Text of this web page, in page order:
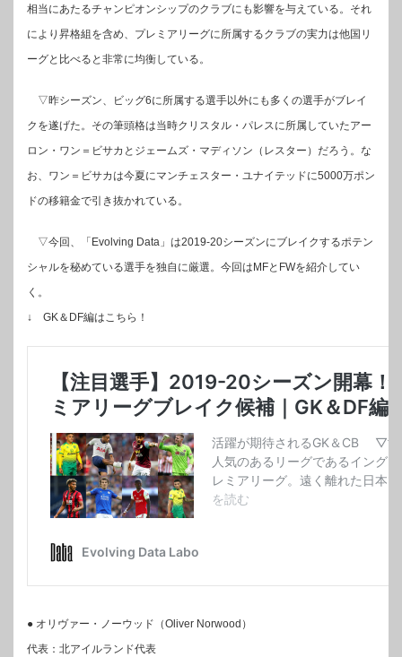
相当にあたるチャンピオンシップのクラブにも影響を与えている。それ
により昇格組を含め、プレミアリーグに所属するクラブの実力は他国リ
ーグと比べると非常に均衡している。
▽昨シーズン、ビッグ6に所属する選手以外にも多くの選手がブレイ
クを遂げた。その筆頭格は当時クリスタル・パレスに所属していたアー
ロン・ワン＝ビサカとジェームズ・マディソン（レスター）だろう。な
お、ワン＝ビサカは今夏にマンチェスター・ユナイテッドに5000万ポン
ドの移籍金で引き抜かれている。
▽今回、「Evolving Data」は2019-20シーズンにブレイクするポテン
シャルを秘めている選手を独自に厳選。今回はMFとFWを紹介してい
く。
↓ GK＆DF編はこちら！
● オリヴァー・ノーウッド（Oliver Norwood）
代表：北アイルランド代表